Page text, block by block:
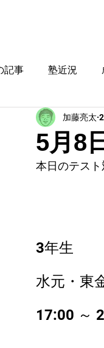
記事 塾近況
育児・教育本感想
5月8
加藤亮太
本日のテス
3年生
水元・東
17:00 ～